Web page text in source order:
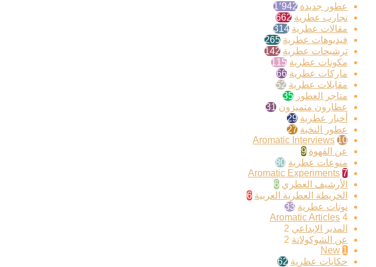
عطور جديدة 1٬942
تجارب عطرية 662
مقالات عطرية 314
فيديوهات عطرية 265
ترشيحات عطرية 142
مكونات عطرية 115
ماركات عطرية 66
مقابلات عطرية 52
متاجر العطور 35
عطارون متميزون 31
أخبار عطرية 29
عطور النخبة 27
Aromatic Interviews 10
عن القهوة 9
منوعات عطرية 80
Aromatic Experiments 7
الأرشيف العطري 6
الخريطة العطرية العربية 6
نوتات عطرية 33
Aromatic Articles 4
المدير الإبداعي 2
عن الشوكولاتة 2
New 1
حكايات عطرية 62